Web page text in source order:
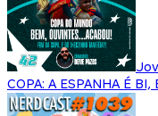
COPA: A ESPANHA É